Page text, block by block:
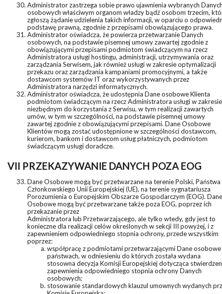
Administrator zastrzega sobie prawo ujawnienia wybranych
osobowych właściwym organom władzy bądź osobom trzecim,
zgłoszą żądanie udzielenia takich informacji, w oparciu o
podstawę prawną, zgodnie z przepisami obowiązującego prawa.
Administrator oświadcza, że powierza przetwarzanie Danych
osobowych, na podstawie pisemnej umowy zawartej zgodnie z
obowiązującymi przepisami podmiotom świadczącym na rzecz
Administratora usługi hostingu, administracji, utrzymywania oraz
zarządzania Serwisem, jak również usługi w zakresie optymalizacji
przekazu oraz zarządzania kampaniami promocyjnymi, a także
dostawcom systemów IT oraz wykorzystywanych przez
Administratora narzędzi informatycznych.
Administrator oświadcza, że udostępnia Dane osobowe Klienta
podmiotom świadczącym na rzecz Administratora usługi w zakresie
niezbędnym do korzystania z Serwisu, w tym realizacji zawartych
umów, w tym w szczególności, na podstawie pisemnej umowy
zawartej zgodnie z obowiązującymi przepisami. Dane Osobowe
Klientów mogą zostać udostępnione w szczególności dostawcom,
kurierom, bankom i dostawcom usług płatniczych, podmiotom
świadczącym usługi doradcze.
VII PRZEKAZYWANIE DANYCH POZA EOG
Dane Osobowe mogą być przetwarzane na terenie Polski, Państwa
Członkowskiego Unii Europejskiej (UE), na terenie sygnatariusza
Porozumienia o Europejskim Obszarze Gospodarczym (EOG). Dane
Osobowe mogą być przetwarzane także poza EOG, poprzez ich
przekazanie przez
Administratora lub Przetwarzającego, ale tylko wtedy, gdy jest to
konieczne dla realizacji celów określonych w sekcji III powyżej, i z
zapewnieniem odpowiedniego stopnia ochrony, przede wszystkim
poprzez:
współpracę z podmiotami przetwarzającymi Dane
państwach, w odniesieniu do których została wydana
stosowna decyzja Komisji Europejskiej dotycząca
zapewnienia odpowiedniego stopnia ochrony Danych
osobowych;
stosowanie standardowych klauzul umownych wydanych